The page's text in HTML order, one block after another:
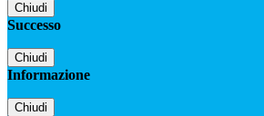
Chiudi
Successo
Chiudi
Informazione
Chiudi